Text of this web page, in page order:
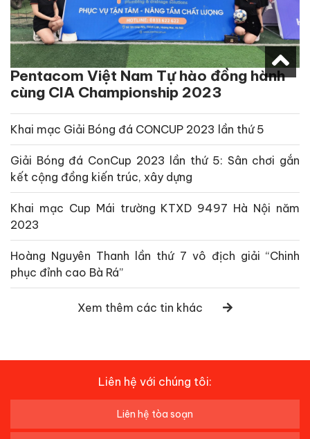
Pentacom Việt Nam Tự hào đồng hành
cùng CIA Championship 2023
Khai mạc Giải Bóng đá CONCUP 2023 lần thứ 5
Giải Bóng đá ConCup 2023 lần thứ 5: Sân chơi gắn
kết cộng đồng kiến trúc, xây dựng
Khai mạc Cup Mái trường KTXD 9497 Hà Nội năm
2023
Hoàng Nguyên Thanh lần thứ 7 vô địch giải “Chinh
phục đỉnh cao Bà Rá”
Xem thêm các tin khác
Liên hệ với chúng tôi:
Liên hệ tòa soạn